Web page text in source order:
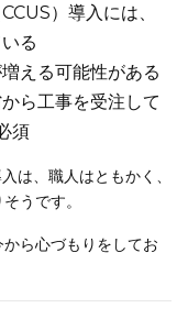
）導入には、
る
える可能性がある
ら工事を受注して
須
は、職人はともかく、
うです。
ら心づもりをしてお